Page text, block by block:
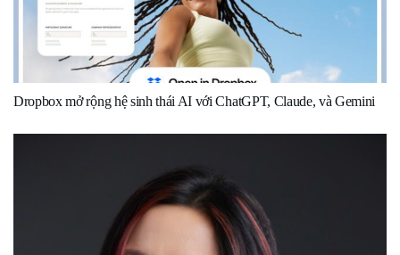
Dropbox mở rộng hệ sinh thái AI với ChatGPT, Claude, và Gemini